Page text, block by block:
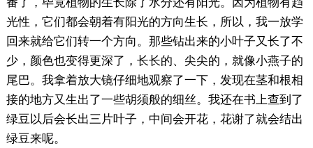
番了，毕竟植物的生长除了水分还有阳光。因为植物有趋
光性，它们都会朝着有阳光的方向生长，所以，我一放学
回来就给它们转一个方向。那些钻出来的小叶子又长了不
少，颜色也变得更深了，长长的、尖尖的，就像小燕子的
尾巴。我拿着放大镜仔细地观察了一下，发现在茎和根相
接的地方又生出了一些胡须般的细丝。我还在书上查到了
绿豆以后会长出三片叶子，中间会开花，花谢了就会结出
绿豆来呢。